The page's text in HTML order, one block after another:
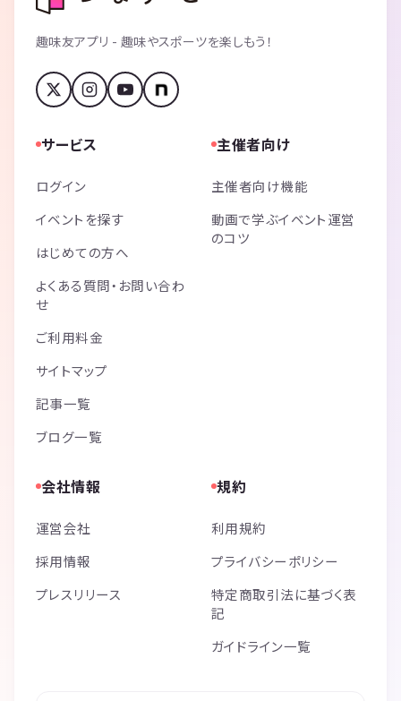
趣味友アプリ - 趣味やスポーツを楽しもう！
サービス
ログイン
イベントを探す
はじめての方へ
よくある質問・お問い合わ
せ
ご利用料金
サイトマップ
記事一覧
ブログ一覧
主催者向け
主催者向け機能
動画で学ぶイベント運営
のコツ
会社情報
運営会社
採用情報
プレスリリース
規約
利用規約
プライバシーポリシー
特定商取引法に基づく表
記
ガイドライン一覧